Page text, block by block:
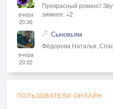
вчера
20:36
Прекрасный романс!
зимнее. +2
вчера
20:22
Сыновьям
Фёдорова Наталья,
ПОЛЬЗОВАТЕЛИ ОНЛАЙН